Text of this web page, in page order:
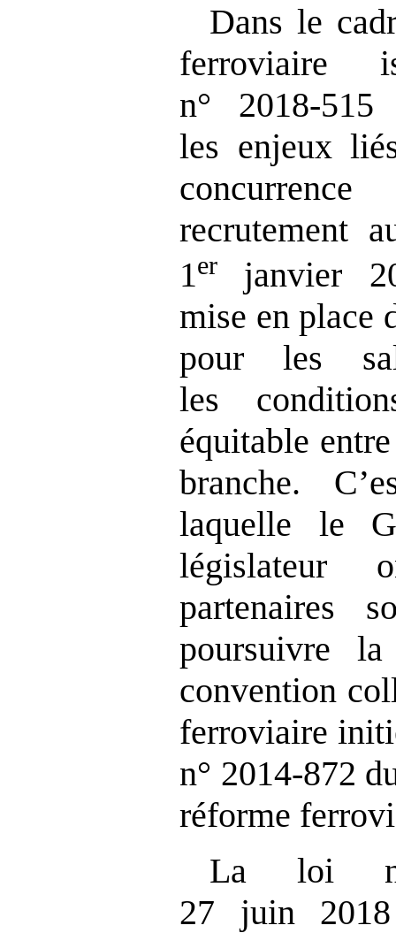
Dans le
n°
les enjeux
recrutement
1er
janvier
mise en place
pour les
les
équitable
branche.
laquelle le
législateur
partenaires
poursuivre
convention
ferroviaire
n° 2014‑872
réforme
La loi
27 juin